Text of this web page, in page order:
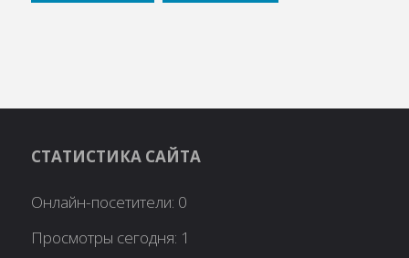
СТАТИСТИКА САЙТА
Онлайн-посетители: 0
Просмотры сегодня: 1